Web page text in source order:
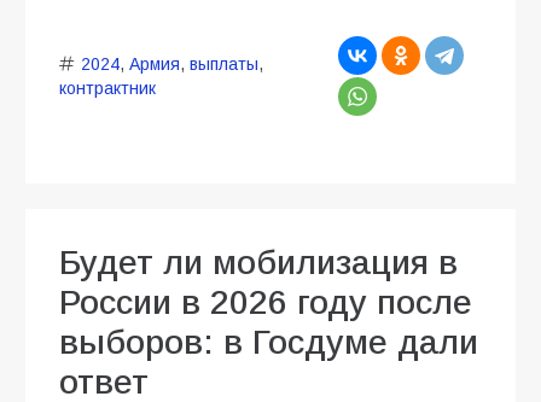
2024, Армия, выплаты,
контрактник
Будет ли мобилизация в
России в 2026 году после
выборов: в Госдуме дали
ответ